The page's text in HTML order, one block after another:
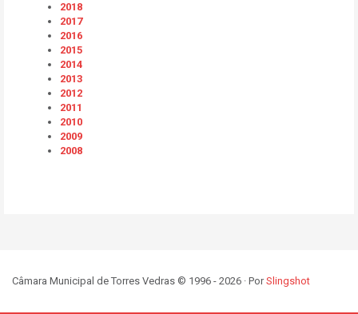
2018
2017
2016
2015
2014
2013
2012
2011
2010
2009
2008
Câmara Municipal de Torres Vedras © 1996 - 2026 · PorSlingshot